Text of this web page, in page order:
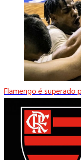
Flamengo é superado